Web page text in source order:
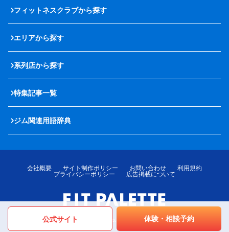
公式サイト 体験・相談予約
フィットネスクラブから探す
エリアから探す
系列店から探す
特集記事一覧
ジム関連用語辞典
会社概要 サイト制作ポリシー お問い合わせ
利用規約
プライバシーポリシー
広告掲載について
© LOTTE MediPalette Co.,Ltd. All rights reserved.